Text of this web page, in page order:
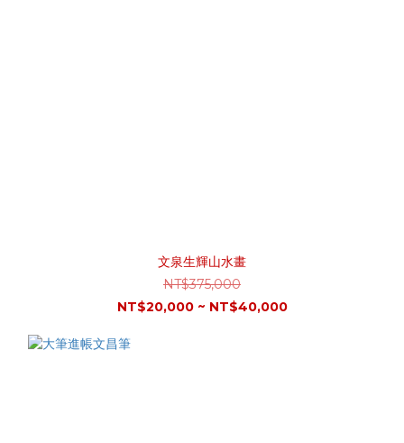
文泉生輝山水畫
NT$375,000
NT$20,000 ~ NT$40,000